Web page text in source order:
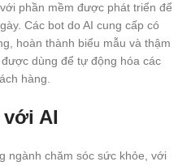
phần mềm được phát triển để
Các bot do AI cung cấp có
hoàn thành biểu mẫu và thậm
dùng để tự động hóa các
hàng.
AI
ngành chăm sóc sức khỏe, với